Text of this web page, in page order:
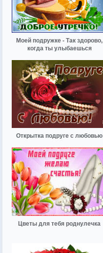
Моей подружке - Так здорово,
когда ты улыбаешься
Открытка подруге с любовью
Цветы для тебя роднулечка